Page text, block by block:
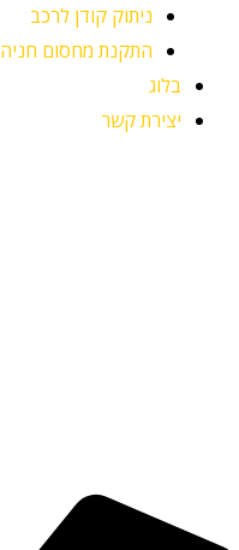
ניתוק קודן לרכב
התקנת מחסום חניה
בלוג
יצירת קשר